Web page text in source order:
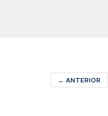
← ANTERIOR